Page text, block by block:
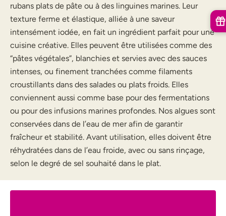
rubans plats de pâte ou à des linguines marines. Leur
texture ferme et élastique, alliée à une saveur
intensément iodée, en fait un ingrédient parfait pour une
cuisine créative. Elles peuvent être utilisées comme des
“pâtes végétales”, blanchies et servies avec des sauces
intenses, ou finement tranchées comme filaments
croustillants dans des salades ou plats froids. Elles
conviennent aussi comme base pour des fermentations
ou pour des infusions marines profondes. Nos algues sont
conservées dans de l’eau de mer afin de garantir
fraîcheur et stabilité. Avant utilisation, elles doivent être
réhydratées dans de l’eau froide, avec ou sans rinçage,
selon le degré de sel souhaité dans le plat.